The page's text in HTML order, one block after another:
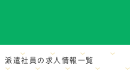
派遣社員の求人情報一覧